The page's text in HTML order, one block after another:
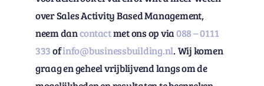
over Sales Activity Based Management,
neem dancontactmet ons op via088 – 0111
333ofinfo@businessbuilding.nl. Wij komen
graag en geheel vrijblijvend langs om de